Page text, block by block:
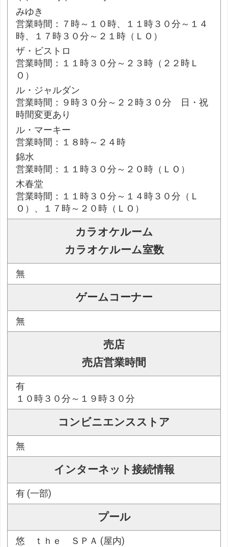
みゆき
営業時間：７時～１０時、１１時３０分～１４
時、１７時３０分～２１時（ＬＯ）
ザ・ビストロ
営業時間：１１時３０分～２３時（２２時Ｌ
Ｏ）
ル・ジャルダン
営業時間：９時３０分～２２時３０分 日・祝
時間変更あり
ル・マーキー
営業時間：１８時～２４時
錦水
営業時間：１１時３０分～２０時（ＬＯ）
木春堂
営業時間：１１時３０分～１４時３０分（Ｌ
Ｏ）、１７時～２０時（ＬＯ）
カラオケルーム
カラオケルーム室数
無
ゲームコーナー
無
売店
売店営業時間
有
１０時３０分～１９時３０分
コンビニエンスストア
無
インターネット接続情報
有 (一部)
プール
悠 ｔｈｅ ＳＰＡ (屋内)